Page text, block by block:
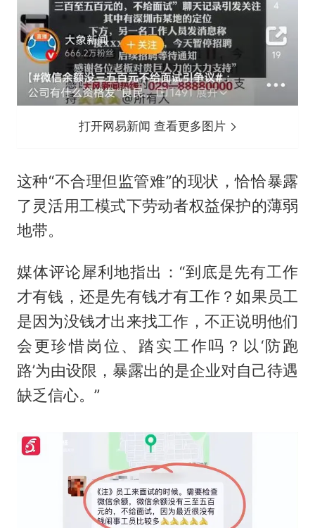
打开网易新闻 查看更多图片
这种“不合理但监管难”的现状，恰恰暴露
了灵活用工模式下劳动者权益保护的薄弱
地带。
媒体评论犀利地指出：“到底是先有工作
才有钱，还是先有钱才有工作？如果员工
是因为没钱才出来找工作，不正说明他们
会更珍惜岗位、踏实工作吗？以‘防跑
路’为由设限，暴露出的是企业对自己待遇
缺乏信心。”